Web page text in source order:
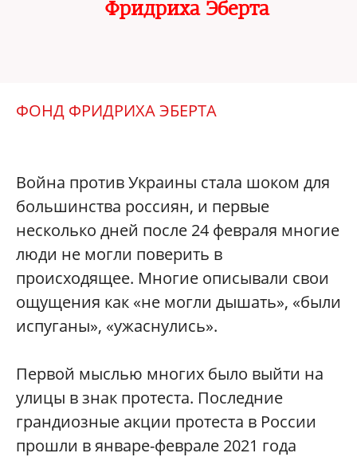
Фридриха Эберта
ФОНД ФРИДРИХА ЭБЕРТА
Война против Украины стала шоком для
большинства россиян, и первые
несколько дней после 24 февраля многие
люди не могли поверить в
происходящее. Многие описывали свои
ощущения как «не могли дышать», «были
испуганы», «ужаснулись».
Первой мыслью многих было выйти на
улицы в знак протеста. Последние
грандиозные акции протеста в России
прошли в январе-феврале 2021 года